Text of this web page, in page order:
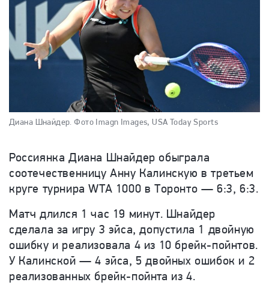
Диана Шнайдер. Фото Imagn Images, USA Today Sports
Россиянка Диана Шнайдер обыграла
соотечественницу Анну Калинскую в третьем
круге турнира WTA 1000 в Торонто — 6:3, 6:3.
Матч длился 1 час 19 минут. Шнайдер
сделала за игру 3 эйса, допустила 1 двойную
ошибку и реализовала 4 из 10 брейк-пойнтов.
У Калинской — 4 эйса, 5 двойных ошибок и 2
реализованных брейк-пойнта из 4.